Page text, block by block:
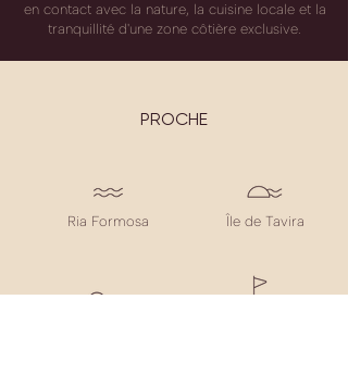
en contact avec la nature, la cuisine locale et la
tranquillité d'une zone côtière exclusive.
PROCHE
Ria Formosa Île de Tavira